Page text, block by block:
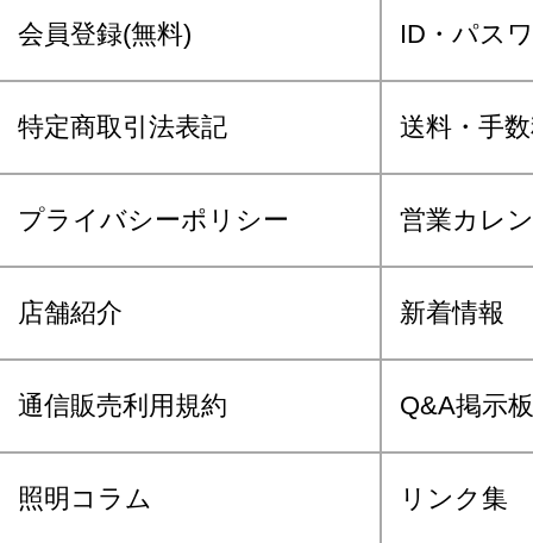
会員登録(無料) ID・パス
特定商取引法表記 送料・手
プライバシーポリシー 営業カレ
店舗紹介 新着情報
通信販売利用規約 Q&A掲示板
照明コラム リンク集